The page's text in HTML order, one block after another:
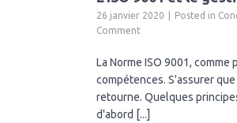
26 janvier 2020 Posted in
Comment
La Norme ISO 9001,
compétences. S'assurer
retourne. Quelques
d'abord [...]